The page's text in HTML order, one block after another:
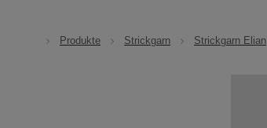
Produkte Strickgarn Strickgarn Elian